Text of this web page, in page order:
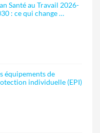
Santé au Travail 2026-
: ce qui change …
équipements de
individuelle (EPI)